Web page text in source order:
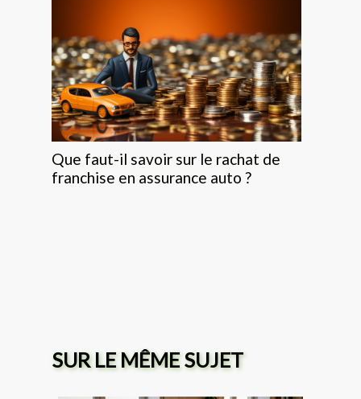
Que faut-il savoir sur le rachat de
franchise en assurance auto ?
SUR LE MÊME SUJET